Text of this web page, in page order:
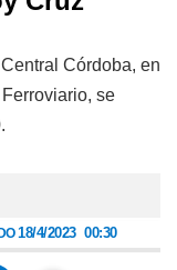
Córdoba, en
se